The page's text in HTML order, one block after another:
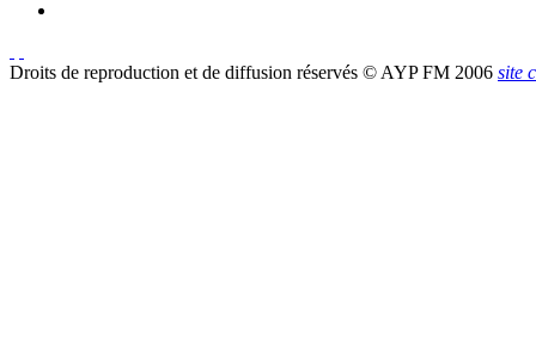
Droits de reproduction et de diffusion réservés © AYP FM 2006 site